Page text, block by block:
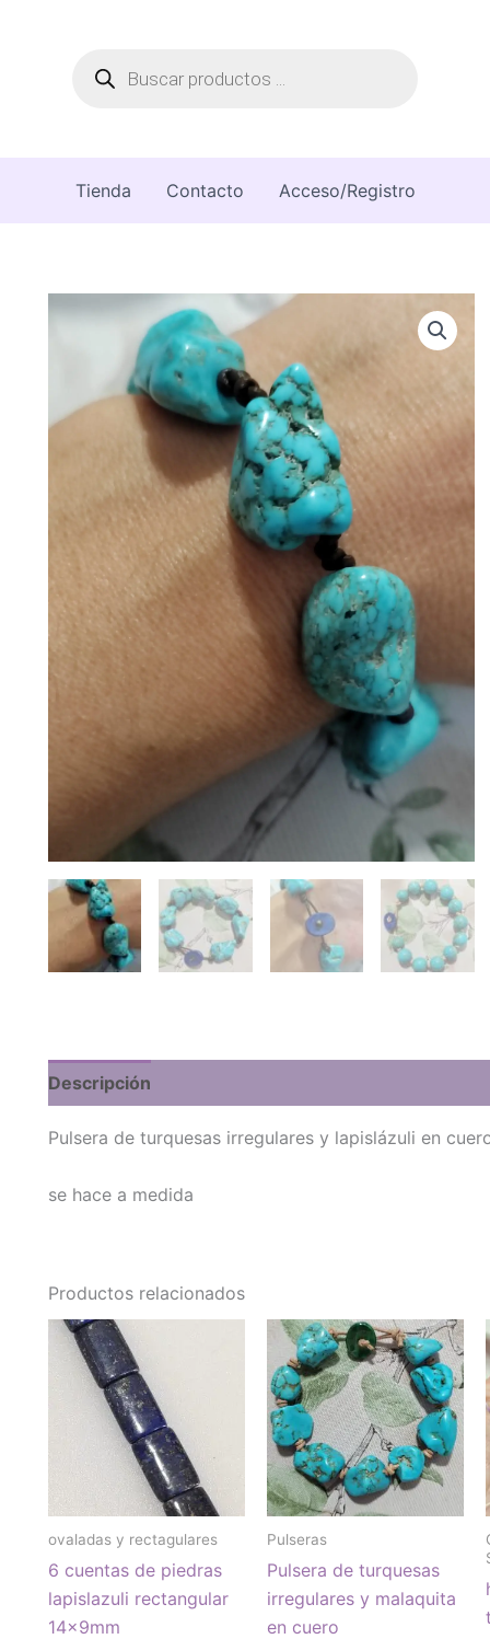
Tienda Contacto Acceso/Registro
Descripción
Pulsera de turquesas irregulares y lapislázuli en
se hace a medida
Productos relacionados
ovaladas y rectagulares
6 cuentas de piedras
lapislazuli rectangular
14x9mm
Pulseras
Pulsera de turquesas
irregulares y malaquita
en cuero